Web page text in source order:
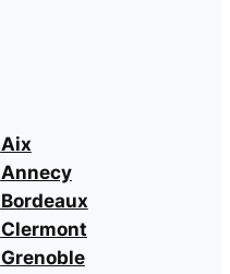
Aix
Annecy
Bordeaux
Clermont
Grenoble